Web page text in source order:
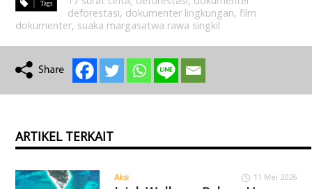
deforestasi, dokumenter lingkungan,film
dokumenter, suaka margasatwa rawa singkil
ARTIKEL TERKAIT
Aksi 11 Mei 2026